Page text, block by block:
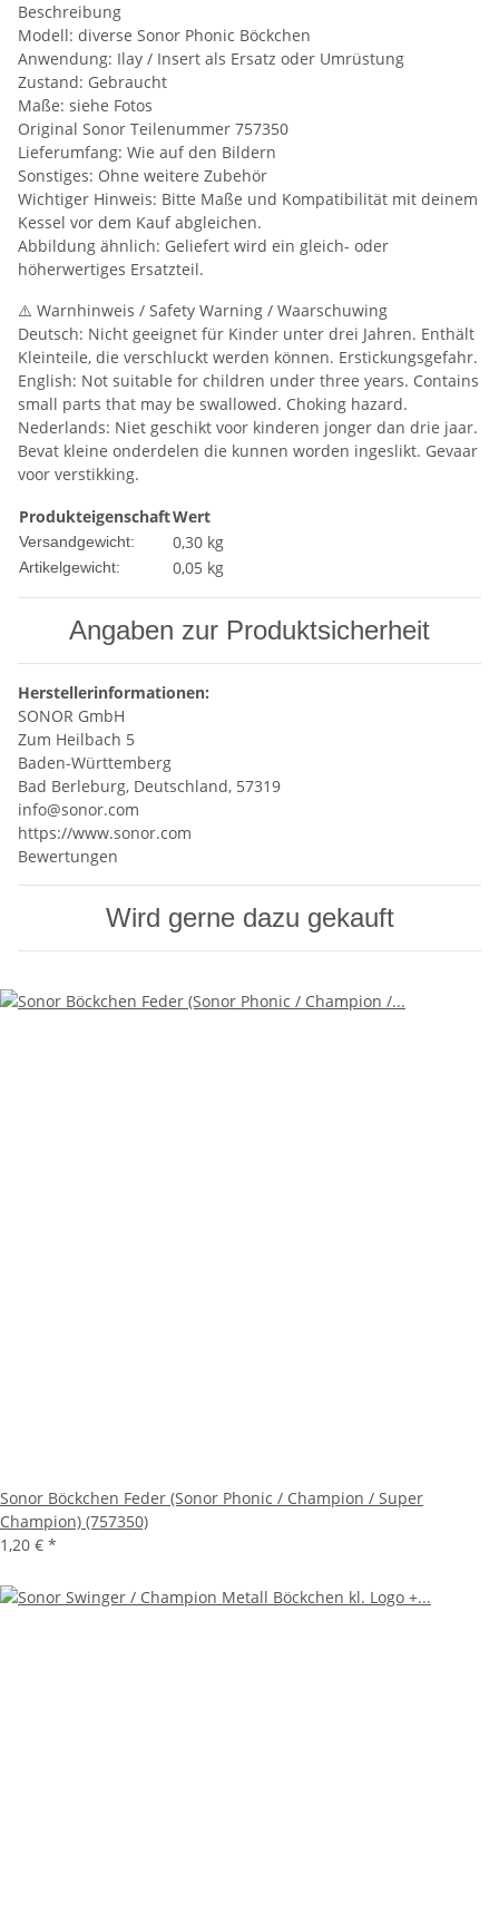
Beschreibung
Modell: diverse Sonor Phonic Böckchen
Anwendung: Ilay / Insert als Ersatz oder Umrüstung
Zustand: Gebraucht
Maße: siehe Fotos
Original Sonor Teilenummer 757350
Lieferumfang: Wie auf den Bildern
Sonstiges: Ohne weitere Zubehör
Wichtiger Hinweis: Bitte Maße und Kompatibilität mit deinem
Kessel vor dem Kauf abgleichen.
Abbildung ähnlich: Geliefert wird ein gleich- oder
höherwertiges Ersatzteil.
⚠️ Warnhinweis / Safety Warning / Waarschuwing
Deutsch: Nicht geeignet für Kinder unter drei Jahren. Enthält
Kleinteile, die verschluckt werden können. Erstickungsgefahr.
English: Not suitable for children under three years. Contains
small parts that may be swallowed. Choking hazard.
Nederlands: Niet geschikt voor kinderen jonger dan drie jaar.
Bevat kleine onderdelen die kunnen worden ingeslikt. Gevaar
voor verstikking.
ProdukteigenschaftWert
Versandgewicht: 0,30 kg
Artikelgewicht: 0,05 kg
Angaben zur Produktsicherheit
Herstellerinformationen:
SONOR GmbH
Zum Heilbach 5
Baden-Württemberg
Bad Berleburg, Deutschland, 57319
info@sonor.com
https://www.sonor.com
Bewertungen
Wird gerne dazu gekauft
Sonor Böckchen Feder (Sonor Phonic / Champion / Super
Champion) (757350)
1,20 € *